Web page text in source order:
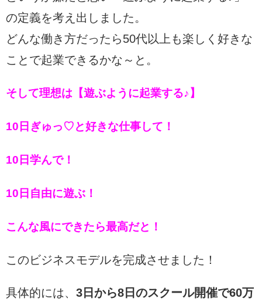
の定義を考え出しました。
どんな働き方だったら50代以上も楽しく好きな
ことで起業できるかな～と。
そして理想は 【遊ぶように起業する♪】
10日ぎゅっ♡と好きな仕事して！
10日学んで！
10日自由に遊ぶ！
こんな風にできたら最高だと！
このビジネスモデルを完成させました！
具体的には、 3日から8日のスクール開催で60万